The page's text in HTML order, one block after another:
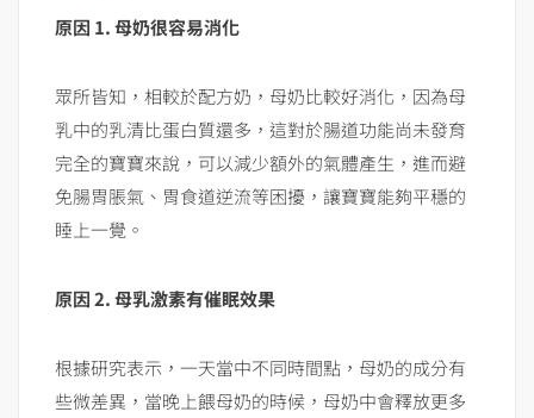
原因 1.母奶很容易消化
眾所皆知，相較於配方奶，母奶比較好消化，因為母
乳中的乳清比蛋白質還多，這對於腸道功能尚未發育
完全的寶寶來說，可以減少額外的氣體產生，進而避
免腸胃脹氣、胃食道逆流等困擾，讓寶寶能夠平穩的
睡上一覺。
原因2.母乳激素有催眠效果
根據研究表示，一天當中不同時間點，母奶的成分有
些微差異，當晚上餵母奶的時候，母奶中會釋放更多